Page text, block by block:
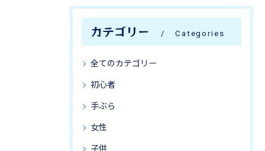
カテゴリー Categories
全てのカテゴリー
初心者
手ぶら
女性
子供